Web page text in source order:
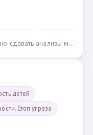
мочи спортсменам? · 03.05.2025
детей
Стоп угроза